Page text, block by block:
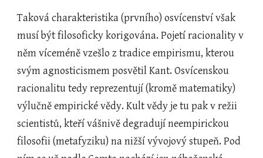
Taková charakteristika (prvního) osvícenství však
musí být filosoficky korigována. Pojetí racionality v
něm víceméně vzešlo z tradice empirismu, kterou
svým agnosticismem posvětil Kant. Osvícenskou
racionalitu tedy reprezentují (kromě matematiky)
výlučně empirické vědy. Kult vědy je tu pak v režii
scientistů, kteří vášnivě degradují neempirickou
filosofii (metafyziku) na nižší vývojový stupeň. Pod